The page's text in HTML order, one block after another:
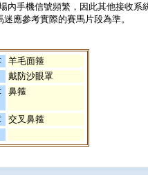
手機信號頻繁，因此其他接收
應參考實際的賽馬片段為準。
羊毛面箍
戴防沙眼罩
鼻箍
交叉鼻箍